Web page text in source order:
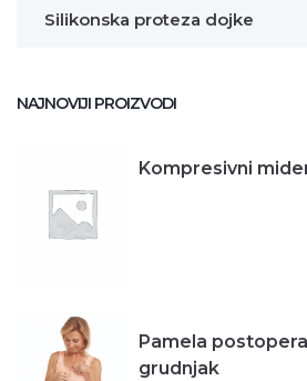
Silikonska proteza dojke
NAJNOVIJI PROIZVODI
Kompresivni
Pamela
grudnjak